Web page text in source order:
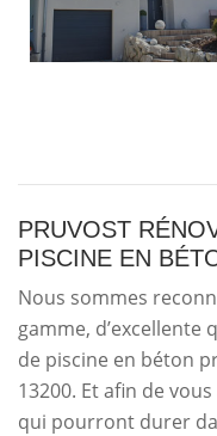
PRUVOST
PISCINE EN
Nous sommes
gamme,
de piscine en béton
13200. Et afin de
qui pourront durer